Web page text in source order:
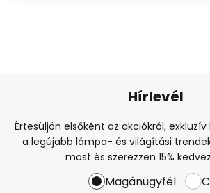
Hírlevél
Értesüljön elsőként az akciókról,
a legújabb lámpa- és világítási
most és szerezzen 15%
Magánügyfél